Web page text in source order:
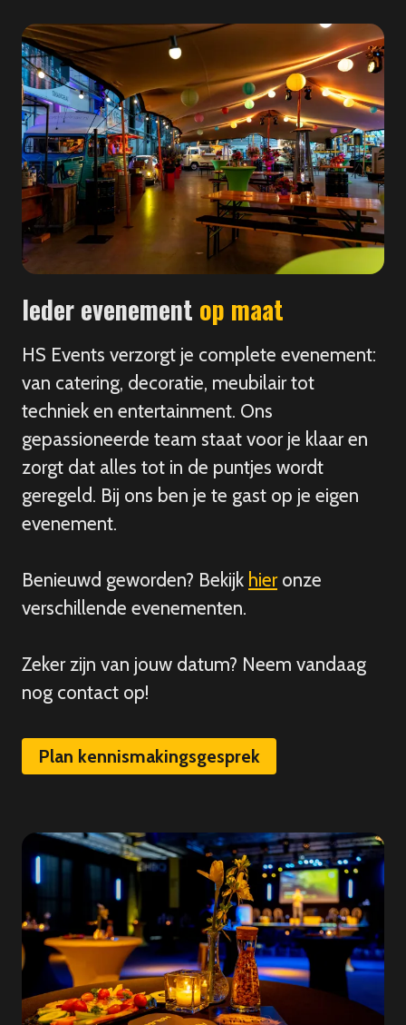
Ieder evenement op maat
HS Events verzorgt je complete evenement:
van catering, decoratie, meubilair tot
techniek en entertainment. Ons
gepassioneerde team staat voor je klaar en
zorgt dat alles tot in de puntjes wordt
geregeld. Bij ons ben je te gast op je eigen
evenement.
Benieuwd geworden? Bekijk hieronze
verschillende evenementen.
Zeker zijn van jouw datum? Neem vandaag
nog contact op!
Plan kennismakingsgesprek